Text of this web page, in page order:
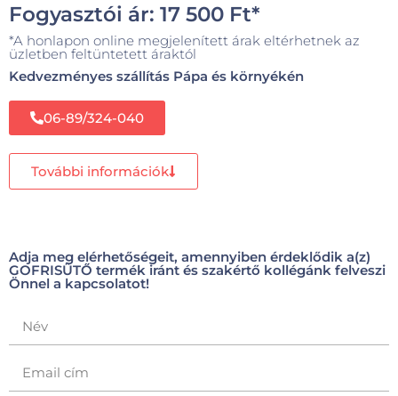
Fogyasztói ár: 17 500 Ft*
*A honlapon online megjelenített árak eltérhetnek az
üzletben feltüntetett áraktól
Kedvezményes szállítás Pápa és környékén
06-89/324-040
További információk
Adja meg elérhetőségeit, amennyiben érdeklődik a(z)
GOFRISÜTŐ termék iránt és szakértő kollégánk felveszi
Önnel a kapcsolatot!